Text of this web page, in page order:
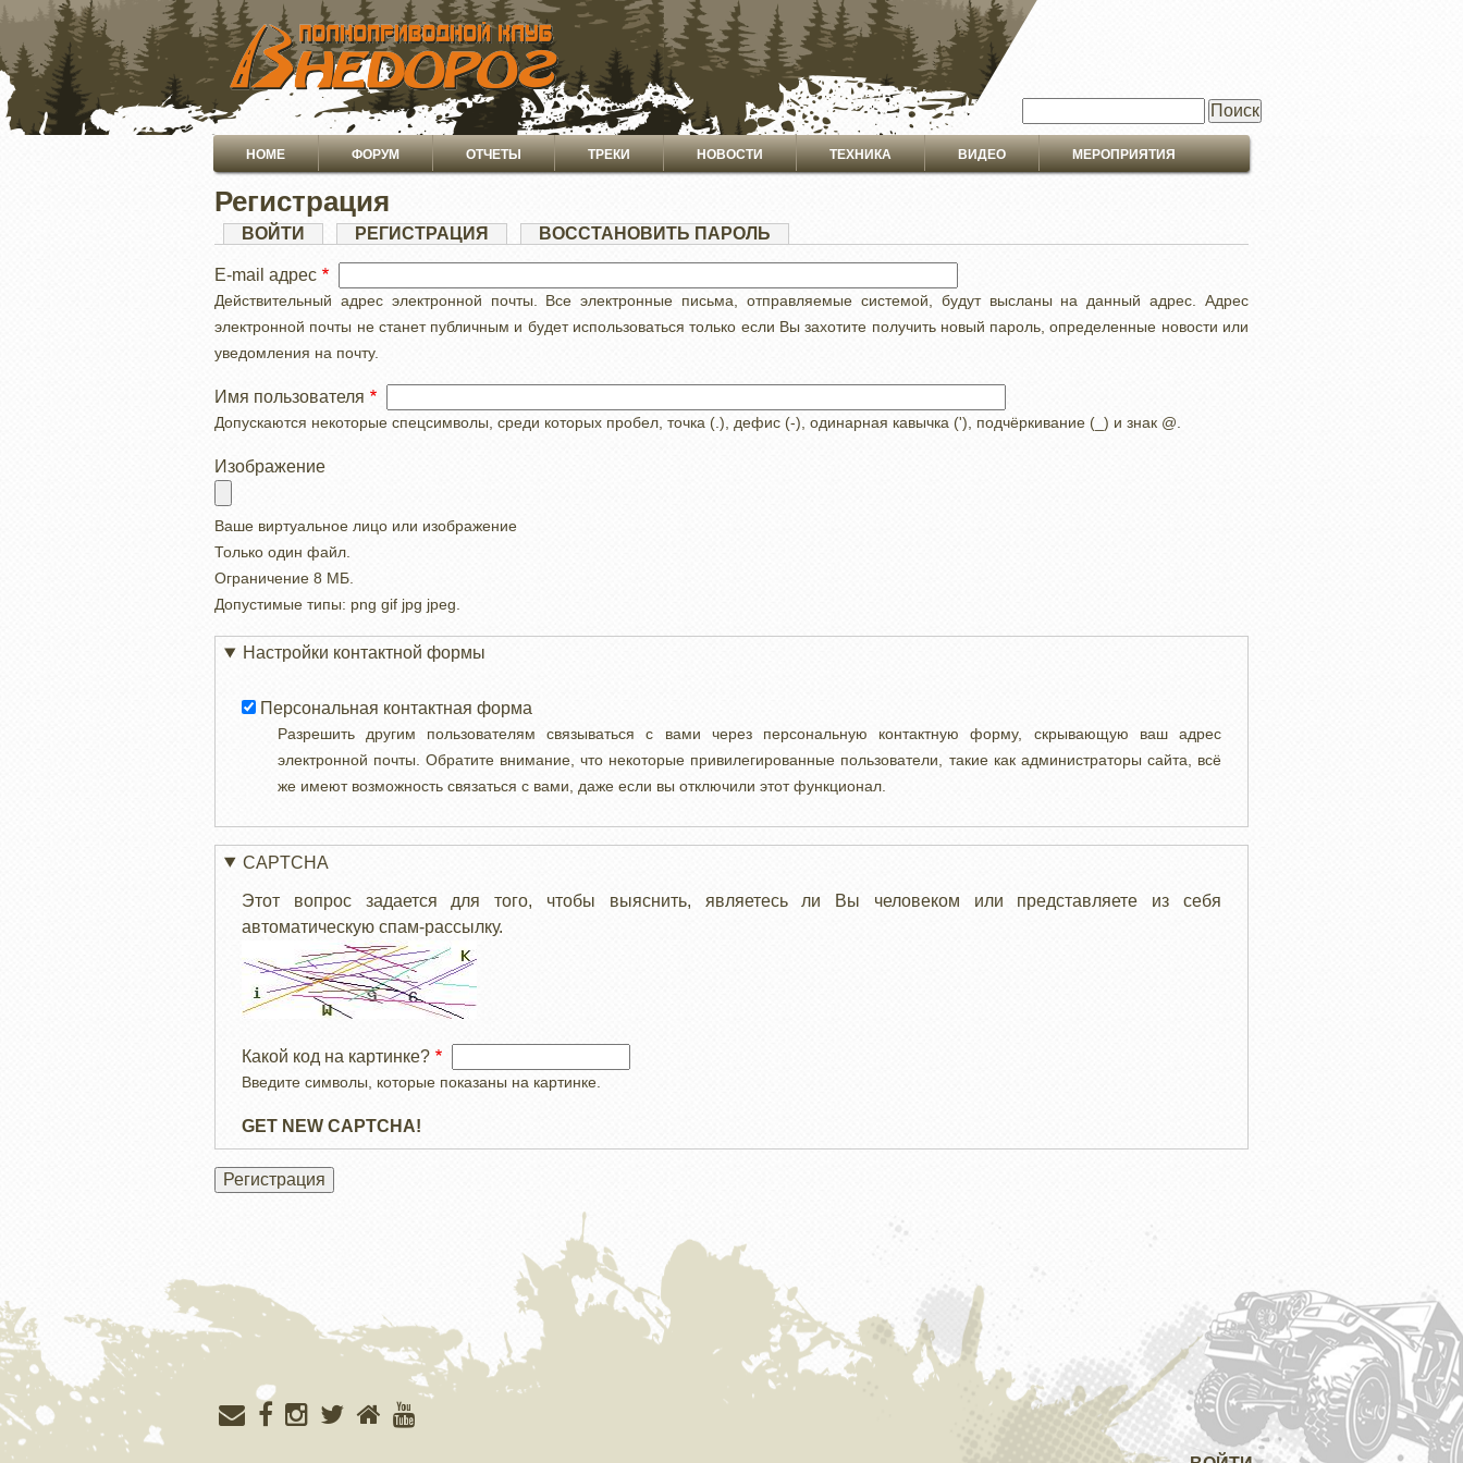
ПЕРЕЙТИ
ОСНОВНОМУ
СОДЕРЖАНИЮ
Основная
навигация
HOME ФОРУМ ОТЧЕТЫ ТРЕКИ НОВОСТИ ТЕХНИКА ВИДЕО МЕРОПРИЯТИЯ
Регистрация
Главные
вкладки
ВОЙТИ РЕГИСТРАЦИЯ
(АКТИВНАЯ
ВОССТАНОВИТЬ ПАРОЛЬ
E-mail адрес
Действительный адрес электронной почты. Все электронные письма, отправляемые системой, будут высланы на данный адрес. Адрес
электронной почты не станет публичным и будет использоваться только если Вы захотите получить новый пароль, определенные новости или
уведомления на почту.
Имя пользователя
Допускаются некоторые спецсимволы, среди которых пробел, точка (.), дефис (-), одинарная кавычка ('), подчёркивание (_) и знак @.
Изображение
Ваше виртуальное лицо или изображение
Только один файл.
Ограничение 8 МБ.
Допустимые типы: png gif jpg jpeg.
Настройки контактной формы
Персональная контактная форма
Разрешить другим пользователям связываться с вами через персональную контактную форму, скрывающую ваш адрес
электронной почты. Обратите внимание, что некоторые привилегированные пользователи, такие как администраторы сайта, всё
же имеют возможность связаться с вами, даже если вы отключили этот функционал.
CAPTCHA
Этот вопрос задается для того, чтобы выяснить, являетесь ли Вы человеком или представляете из себя
автоматическую спам-рассылку.
Какой код на картинке?
Введите символы, которые показаны на картинке.
GET NEW CAPTCHA!